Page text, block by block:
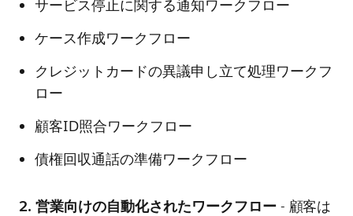
サービス停止に関する通知ワークフロー
ケース作成ワークフロー
クレジットカードの異議申し立て処理ワークフ
ロー
顧客ID照合ワークフロー
債権回収通話の準備ワークフロー
2. 営業向けの自動化されたワークフロー- 顧客は